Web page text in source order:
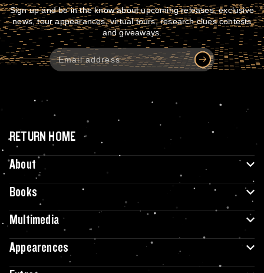
Sign up and be in the know about upcoming releases, exclusive
news, tour appearances, virtual tours, research clues contests
and giveaways.
RETURN HOME
About
Books
Multimedia
Appearences